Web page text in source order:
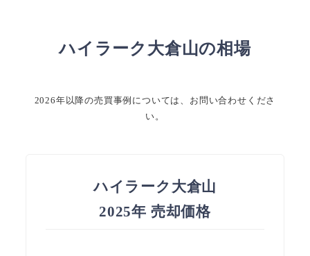
ハイラーク大倉山の相場
2026年以降の売買事例については、お問い合わせくださ
い。
ハイラーク大倉山
2025年 売却価格